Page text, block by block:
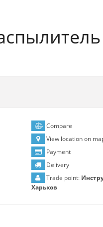
Compare
View location on
Payment
Delivery
Trade point:
Харьков